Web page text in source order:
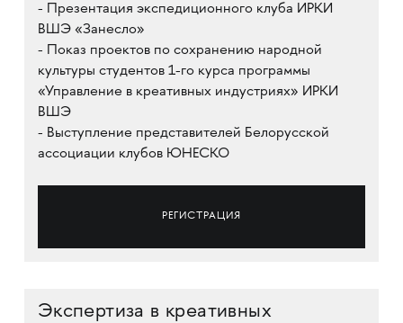
- Презентация экспедиционного клуба ИРКИ
ВШЭ «Занесло»
- Показ проектов по сохранению народной
культуры студентов 1-го курса программы
«Управление в креативных индустриях» ИРКИ
ВШЭ
- Выступление представителей Белорусской
ассоциации клубов ЮНЕСКО
РЕГИСТРАЦИЯ
Экспертиза в креативных